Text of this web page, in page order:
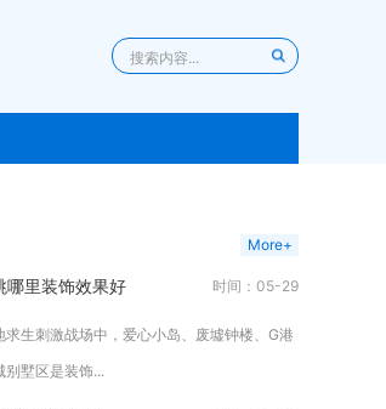
More+
哪里装饰效果好 时间：05-29
求生刺激战场中，爱心小岛、废墟钟楼、G港
别墅区是装饰...